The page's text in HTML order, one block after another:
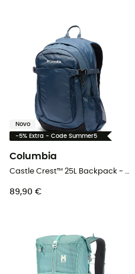
Novo
-5% Extra - Code Summer5
Columbia
89,90 €